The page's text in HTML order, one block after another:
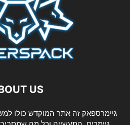
US
גיימרספאק זה אתר המוקדש כולו